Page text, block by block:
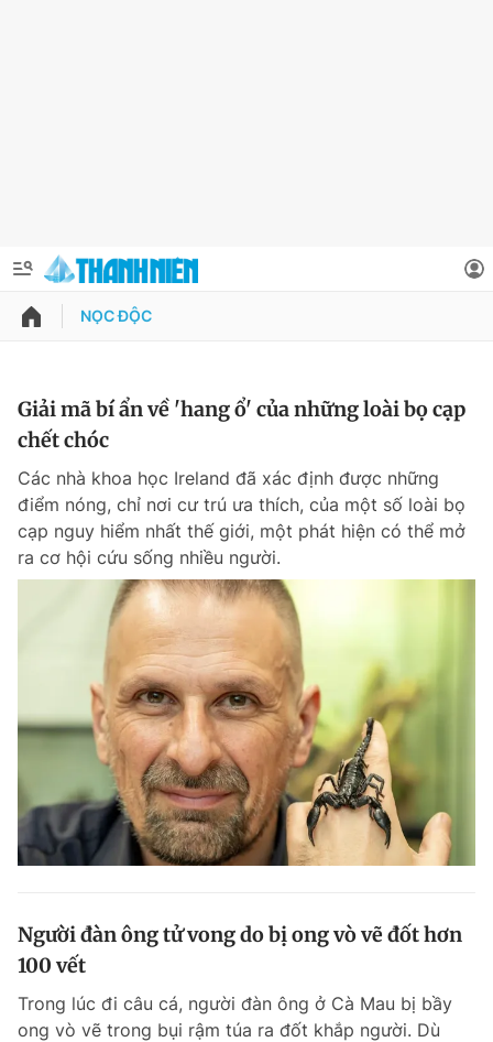
QUẢNG CÁO
Chuyên mục khác
Chào ngày mới Tin 24h
Tin thị trường Tin 360
Magazine
Sản phẩm khác
Tiện ích Bạn cần biết
Thông tin tài khoản
Đổi mật khẩu
Tin đã lưu
Tin đã xem
Đăng xuất
NỌC ĐỘC
Giải mã bí ẩn về 'hang ổ' của những loài bọ cạp
chết chóc
Các nhà khoa học Ireland đã xác định được những
điểm nóng, chỉ nơi cư trú ưa thích, của một số loài bọ
cạp nguy hiểm nhất thế giới, một phát hiện có thể mở
ra cơ hội cứu sống nhiều người.
Người đàn ông tử vong do bị ong vò vẽ đốt hơn
100 vết
Trong lúc đi câu cá, người đàn ông ở Cà Mau bị bầy
ong vò vẽ trong bụi rậm túa ra đốt khắp người. Dù